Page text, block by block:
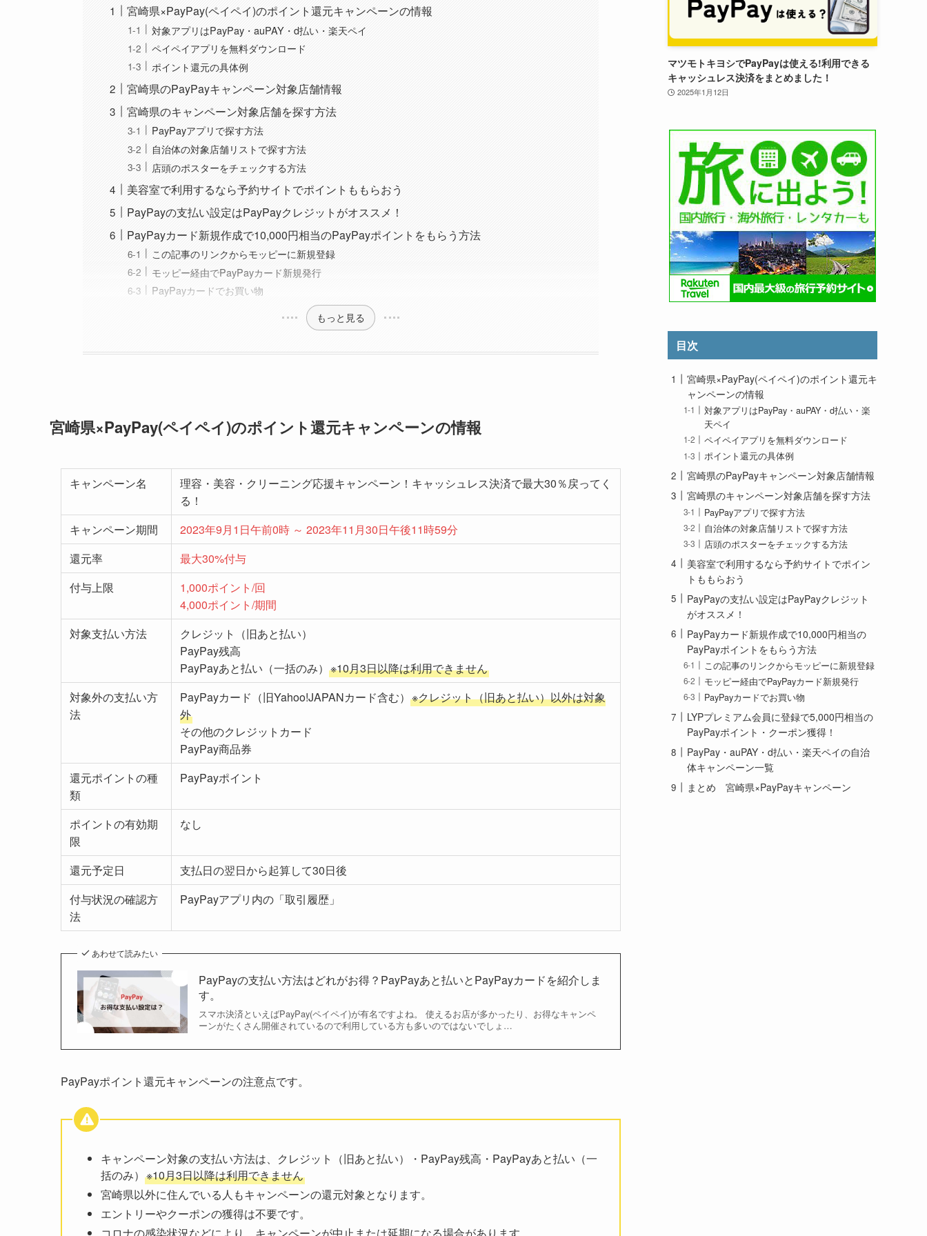
宮崎県×PayPay(ペイペイ)のポイント還元キャンペーンの情報
対象アプリはPayPay・auPAY・d払い・楽天ペイ
ペイペイアプリを無料ダウンロード
ポイント還元の具体例
宮崎県のPayPayキャンペーン対象店舗情報
宮崎県のキャンペーン対象店舗を探す方法
PayPayアプリで探す方法
自治体の対象店舗リストで探す方法
店頭のポスターをチェックする方法
美容室で利用するなら予約サイトでポイントももらおう
PayPayの支払い設定はPayPayクレジットがオススメ！
PayPayカード新規作成で10,000円相当のPayPayポイントをもらう方法
この記事のリンクからモッピーに新規登録
モッピー経由でPayPayカード新規発行
PayPayカードでお買い物
もっと見る
宮崎県×PayPay(ペイペイ)のポイント還元キャンペーンの情報
キャンペーン名
理容・美容・クリーニング応援キャンペーン！キャッシュレス決済で最大30％戻ってく
る！
キャンペーン期間
2023年9月1日午前0時 ～ 2023年11月30日午後11時59分
還元率
最大30%付与
付与上限
1,000ポイント/回
4,000ポイント/期間
対象支払い方法
クレジット（旧あと払い）
PayPay残高
PayPayあと払い（一括のみ） ※10月3日以降は利用できません
対象外の支払い方
法
PayPayカード（旧Yahoo!JAPANカード含む） ※クレジット（旧あと払い）以外は対象
外
その他のクレジットカード
PayPay商品券
還元ポイントの種
類
PayPayポイント
ポイントの有効期
限
なし
還元予定日
支払日の翌日から起算して30日後
付与状況の確認方
法
PayPayアプリ内の「取引履歴」
あわせて読みたい
PayPayの支払い方法はどれがお得？PayPayあと払いとPayPayカードを紹介しま
す。
スマホ決済といえばPayPay(ペイペイ)が有名ですよね。 使えるお店が多かったり、お得なキャンペ
ーンがたくさん開催されているので利用している方も多いのではないでしょ…
PayPayポイント還元キャンペーンの注意点です。
キャンペーン対象の支払い方法は、クレジット（旧あと払い）・PayPay残高・PayPayあと払い（一
括のみ） ※10月3日以降は利用できません
宮崎県以外に住んでいる人もキャンペーンの還元対象となります。
エントリーやクーポンの獲得は不要です。
コロナの感染状況などにより、キャンペーンが中止または延期になる場合があります。
マツモトキヨシでPayPayは使える!利用できる
キャッシュレス決済をまとめました！
2025年1月12日
目次
宮崎県×PayPay(ペイペイ)のポイント還元キ
ャンペーンの情報
対象アプリはPayPay・auPAY・d払い・楽
天ペイ
ペイペイアプリを無料ダウンロード
ポイント還元の具体例
宮崎県のPayPayキャンペーン対象店舗情報
宮崎県のキャンペーン対象店舗を探す方法
PayPayアプリで探す方法
自治体の対象店舗リストで探す方法
店頭のポスターをチェックする方法
美容室で利用するなら予約サイトでポイン
トももらおう
PayPayの支払い設定はPayPayクレジット
がオススメ！
PayPayカード新規作成で10,000円相当の
PayPayポイントをもらう方法
この記事のリンクからモッピーに新規登録
モッピー経由でPayPayカード新規発行
PayPayカードでお買い物
LYPプレミアム会員に登録で5,000円相当の
PayPayポイント・クーポン獲得！
PayPay・auPAY・d払い・楽天ペイの自治
体キャンペーン一覧
まとめ 宮崎県×PayPayキャンペーン